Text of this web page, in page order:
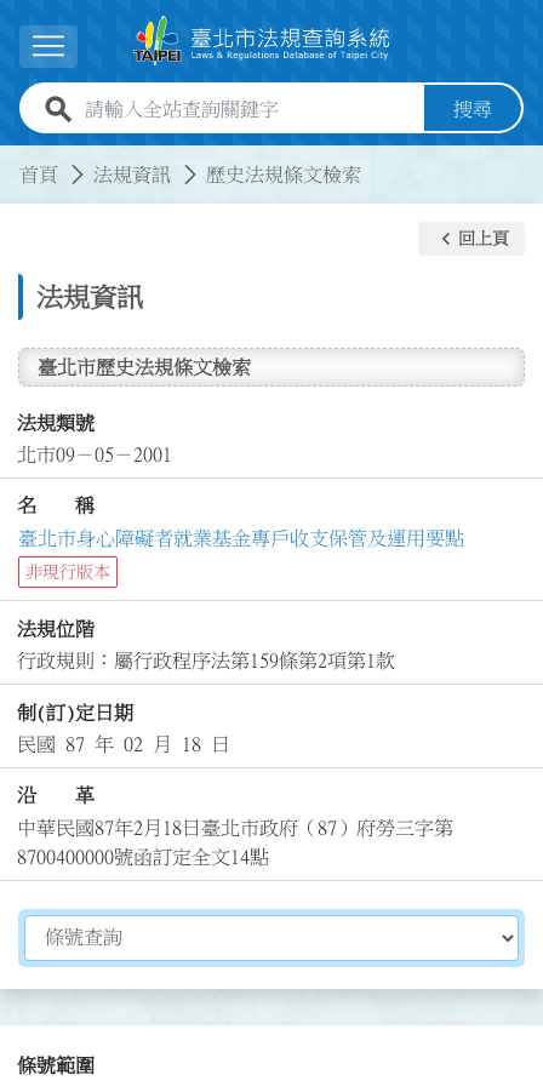
展開選單
全站查詢關鍵字欄位 搜尋
首頁 法規資訊 歷史法規條文檢索
法規資訊
keyboard_arrow_left 回上頁
臺北市歷史法規條文檢索
法規類號
北市09－05－2001
名 稱
臺北市身心障礙者就業基金專戶收支保管及運用要點
非現行版本
法規位階
行政規則：屬行政程序法第159條第2項第1款
制(訂)定日期
民國 87 年 02 月 18 日
沿 革
中華民國87年2月18日臺北市政府（87）府勞三字第
8700400000號函訂定全文14點
切換選擇法規資訊內容
條號範圍